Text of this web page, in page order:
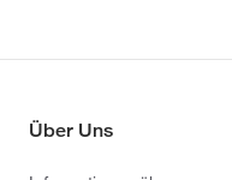
Über Uns